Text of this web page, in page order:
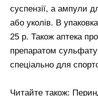
суспензії, а ампули
або уколів. В
25 р. Також аптека
препаратом сульфату
спеціально для
Читайте також: